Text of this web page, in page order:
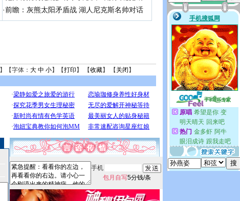
·前瞻：灰熊太阳矛盾战 湖人尼克斯名帅对话
】【字体： 大 中 小】【打印 】 【收藏】 【 关闭 】
手机
包月自写5分钱/条